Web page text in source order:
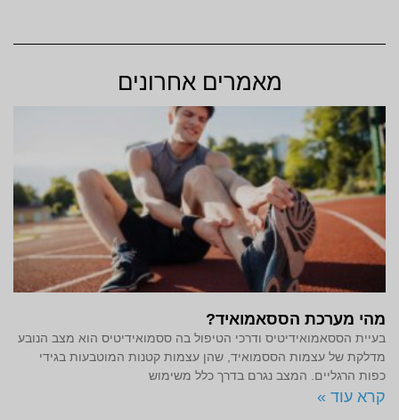
מאמרים אחרונים
מהי מערכת הססאמואיד?
בעיית הססאמואידיטיס ודרכי הטיפול בה ססמואידיטיס הוא מצב הנובע
מדלקת של עצמות הססמואיד, שהן עצמות קטנות המוטבעות בגידי
כפות הרגליים. המצב נגרם בדרך כלל משימוש
קרא עוד »